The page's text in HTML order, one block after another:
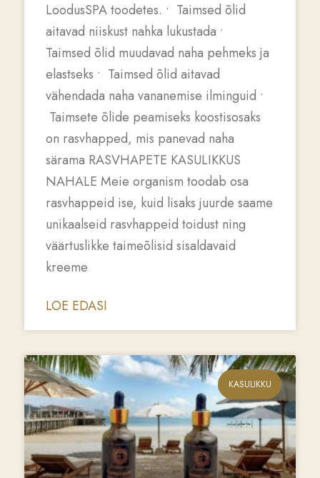
LoodusSPA toodetes. • Taimsed õlid
aitavad niiskust nahka lukustada •
Taimsed õlid muudavad naha pehmeks ja
elastseks • Taimsed õlid aitavad
vähendada naha vananemise ilminguid •
Taimsete õlide peamiseks koostisosaks
on rasvhapped, mis panevad naha
särama RASVHAPETE KASULIKKUS
NAHALE Meie organism toodab osa
rasvhappeid ise, kuid lisaks juurde saame
unikaalseid rasvhappeid toidust ning
väärtuslikke taimeõlisid sisaldavaid
kreeme
LOE EDASI
KASULIKKU